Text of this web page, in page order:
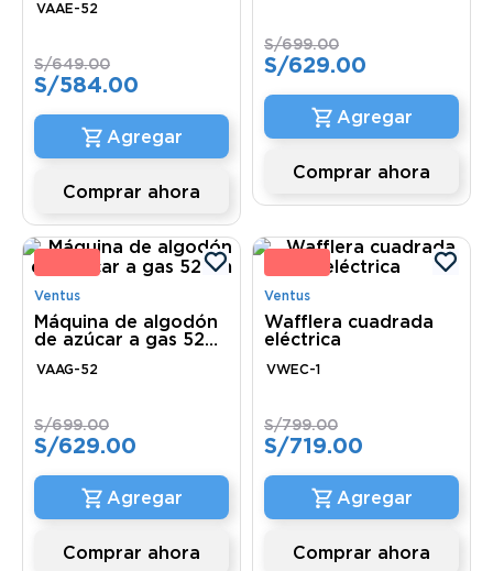
VAAE-52
S/649.00
S/584.00
Comprar ahora
S/699.00
S/629.00
Comprar ahora
%
Ventus
Máquina de algodón
de azúcar a gas 52
VAAG-52
S/699.00
S/629.00
Comprar ahora
10
Ventus
Wafflera cuadrada
eléctrica
VWEC-1
S/799.00
S/719.00
Comprar ahora